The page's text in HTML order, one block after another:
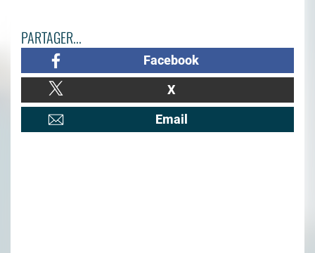
PARTAGER...
Facebook
X
Email